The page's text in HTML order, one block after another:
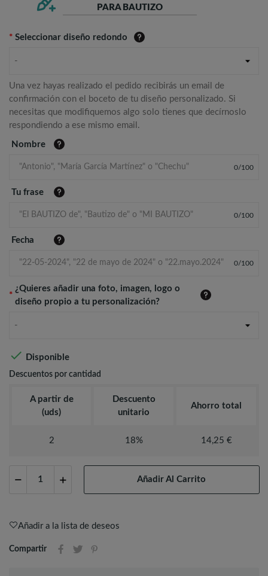
PARA BAUTIZO
* Seleccionar diseño redondo
-
Una vez hayas realizado el pedido recibirás un email de
confirmación con el boceto de tu diseño personalizado. Si
necesitas que modifiquemos algo solo tienes que decírnoslo
respondiendo a ese mismo email.
Nombre
0/100
Tu frase
0/100
Fecha
0/100
*
¿Quieres añadir una foto, imagen, logo o
diseño propio a tu personalización?
-
 Disponible
Descuentos por cantidad
A partir de
(uds)
Descuento
unitario
Ahorro total
2 18% 14,25 €
Añadir Al Carrito
Añadir a la lista de deseos
Compartir